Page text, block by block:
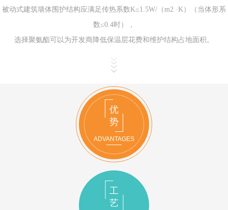
被动式建筑墙体围护结构应满足传热系数K≤1.5W/（m2 ·K）（当体形系
数≤0.4时），
选择聚氨酯可以为开发商降低保温层花费和维护结构占地面积。
优
势
ADVANTAGES
工
艺